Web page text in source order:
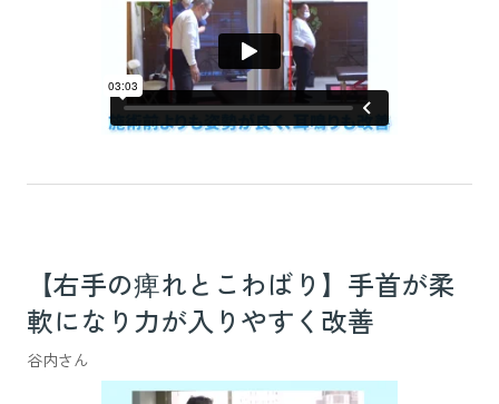
【右手の痺れとこわばり】手首が柔
軟になり力が入りやすく改善
谷内さん